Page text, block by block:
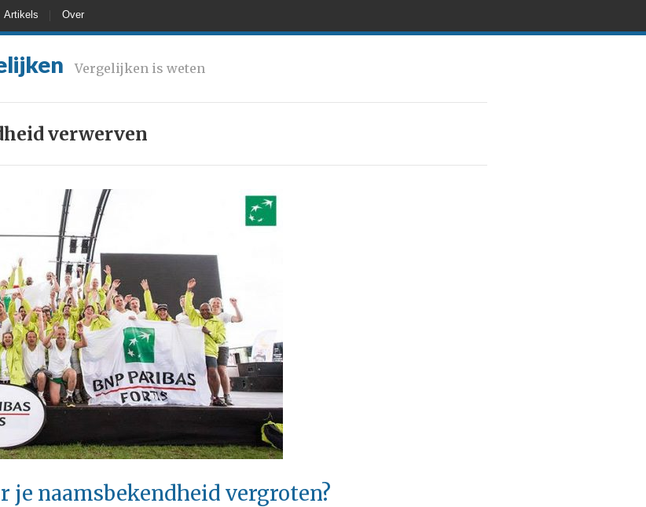
Artikels Over
Vergelijken is weten
verwerven
je naamsbekendheid vergroten?